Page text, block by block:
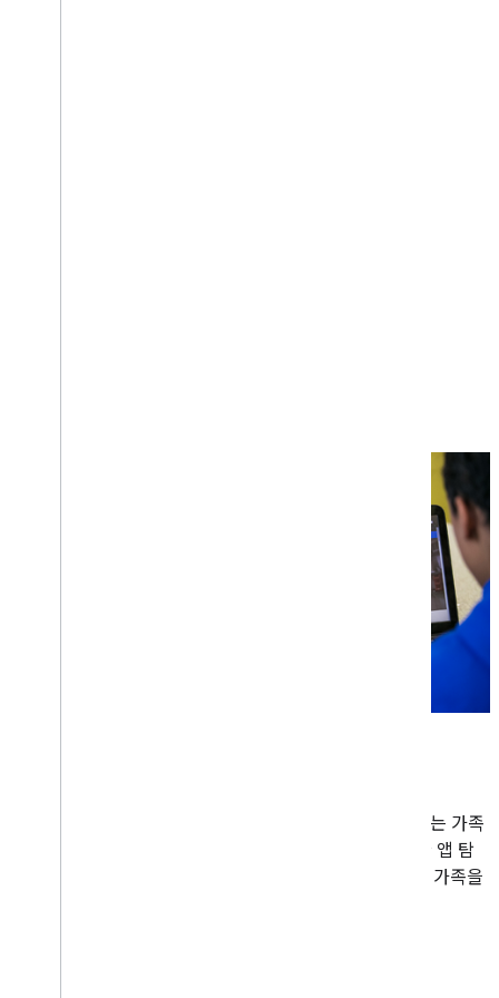
교실 밖에서 부모 및 보호자에게 연락하는 데 관심이 있는 가족
친화적인 개발자이신가요? Google Play의 가족을 위한 앱 탐
색 환경은 가족 중심 앱을 표시하는 훌륭한 방법입니다. 가족을